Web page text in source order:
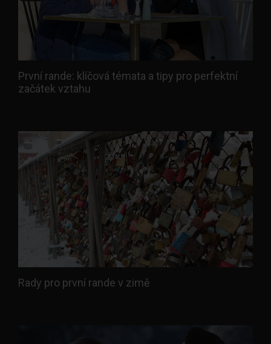
První rande: klíčová témata a tipy pro perfektní
začátek vztahu
Rady pro první rande v zimě